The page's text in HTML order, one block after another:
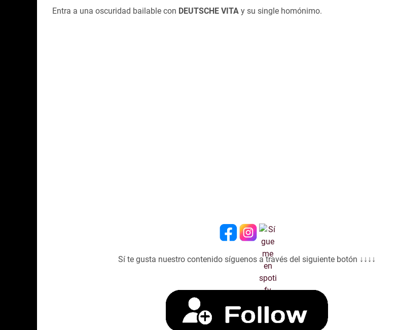
Entra a una oscuridad bailable con DEUTSCHE VITA y su single homónimo.
Sí te gusta nuestro contenido síguenos a través del siguiente botón ↓↓↓↓